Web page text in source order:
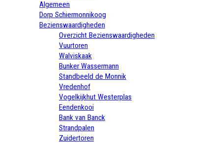
Algemeen
Dorp Schiermonnikoog
Bezienswaardigheden
Overzicht Bezienswaardigheden
Vuurtoren
Walviskaak
Bunker Wassermann
Standbeeld de Monnik
Vredenhof
Vogelkijkhut Westerplas
Eendenkooi
Bank van Banck
Strandpalen
Zuidertoren